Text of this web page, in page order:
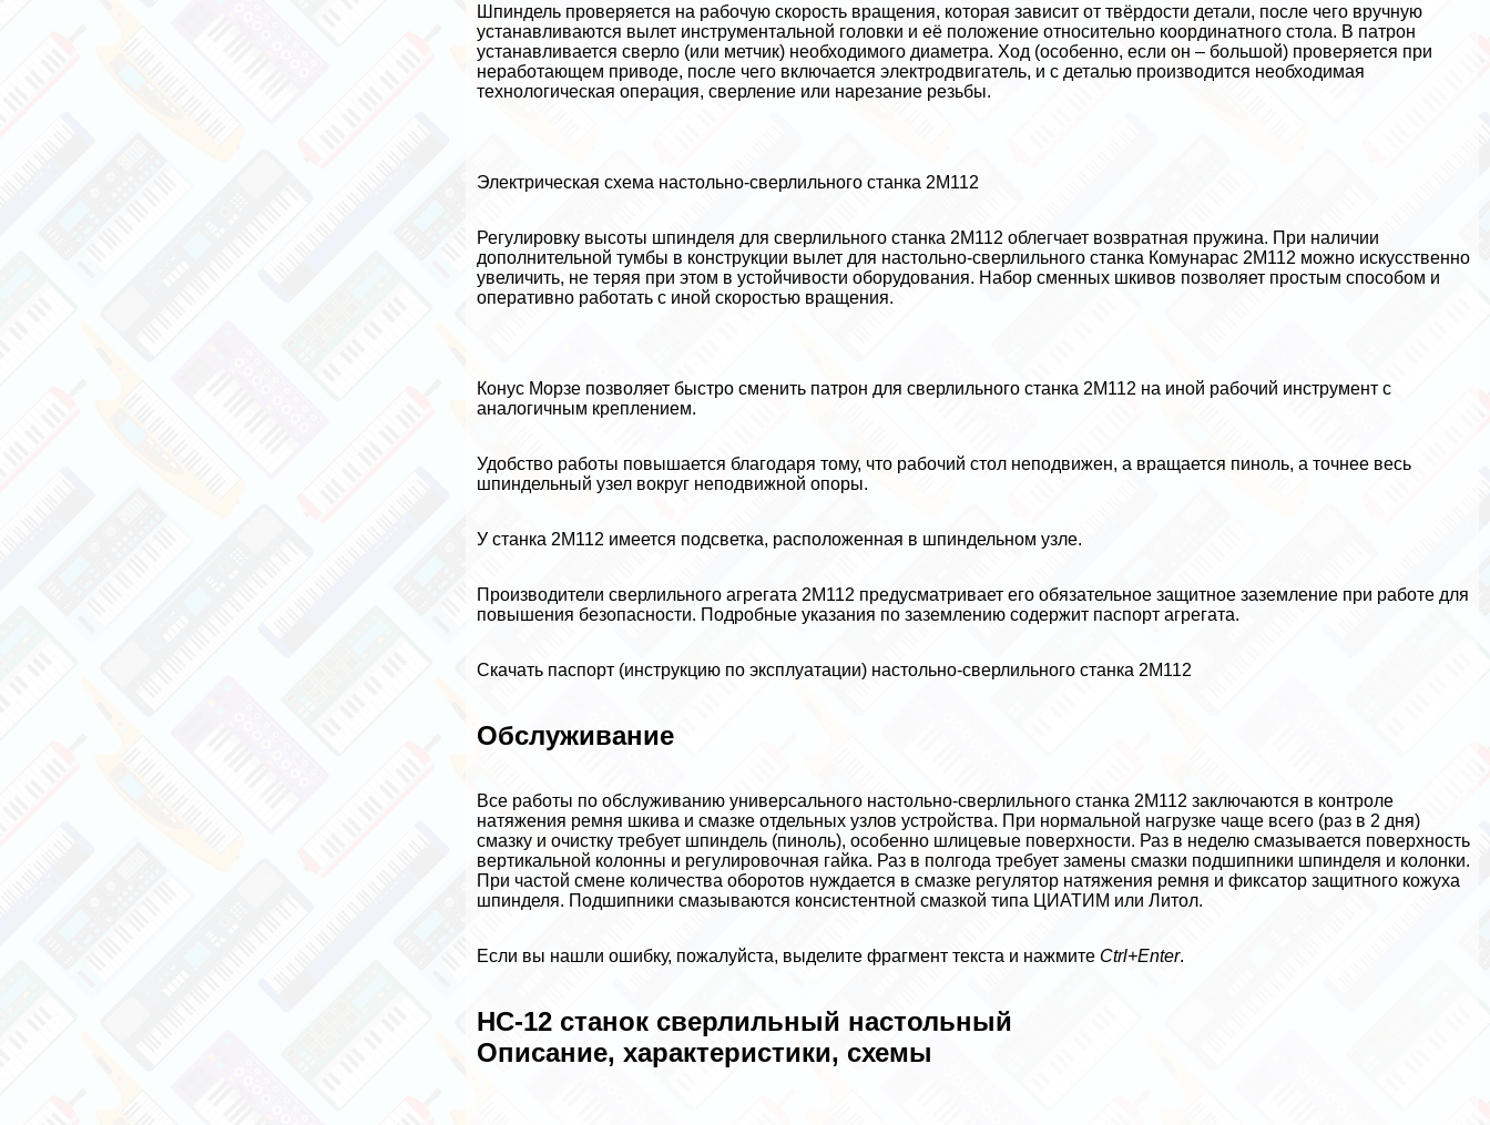
Шпиндель проверяется на рабочую скорость вращения, которая зависит от твёрдости детали, после чего вручную
устанавливаются вылет инструментальной головки и её положение относительно координатного стола. В патрон
устанавливается сверло (или метчик) необходимого диаметра. Ход (особенно, если он – большой) проверяется при
неработающем приводе, после чего включается электродвигатель, и с деталью производится необходимая
технологическая операция, сверление или нарезание резьбы.
Электрическая схема настольно-сверлильного станка 2М112
Регулировку высоты шпинделя для сверлильного станка 2М112 облегчает возвратная пружина. При наличии
дополнительной тумбы в конструкции вылет для настольно-сверлильного станка Комунарас 2М112 можно искусственно
увеличить, не теряя при этом в устойчивости оборудования. Набор сменных шкивов позволяет простым способом и
оперативно работать с иной скоростью вращения.
Конус Морзе позволяет быстро сменить патрон для сверлильного станка 2М112 на иной рабочий инструмент с
аналогичным креплением.
Удобство работы повышается благодаря тому, что рабочий стол неподвижен, а вращается пиноль, а точнее весь
шпиндельный узел вокруг неподвижной опоры.
У станка 2М112 имеется подсветка, расположенная в шпиндельном узле.
Производители сверлильного агрегата 2М112 предусматривает его обязательное защитное заземление при работе для
повышения безопасности. Подробные указания по заземлению содержит паспорт агрегата.
Скачать паспорт (инструкцию по эксплуатации) настольно-сверлильного станка 2М112
Обслуживание
Все работы по обслуживанию универсального настольно-сверлильного станка 2М112 заключаются в контроле
натяжения ремня шкива и смазке отдельных узлов устройства. При нормальной нагрузке чаще всего (раз в 2 дня)
смазку и очистку требует шпиндель (пиноль), особенно шлицевые поверхности. Раз в неделю смазывается поверхность
вертикальной колонны и регулировочная гайка. Раз в полгода требует замены смазки подшипники шпинделя и колонки.
При частой смене количества оборотов нуждается в смазке регулятор натяжения ремня и фиксатор защитного кожуха
шпинделя. Подшипники смазываются консистентной смазкой типа ЦИАТИМ или Литол.
Если вы нашли ошибку, пожалуйста, выделите фрагмент текста и нажмите Ctrl+Enter.
НС-12 станок сверлильный настольный
Описание, хаpaктеристики, схемы